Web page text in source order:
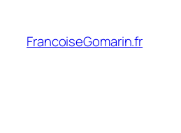
contenu
FrancoiseGomarin.fr